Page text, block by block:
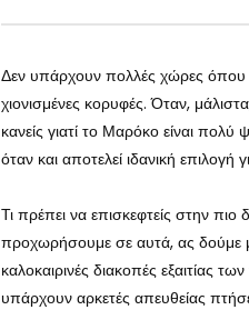
Δεν υπάρχουν πολλές χώρες όπου
χιονισμένες κορυφές. Όταν,
κανείς γιατί το Μαρόκο είναι
όταν και αποτελεί ιδανική επιλογή
Τι πρέπει να επισκεφτείς στην
προχωρήσουμε σε αυτά, ας δούμε
καλοκαιρινές διακοπές εξαιτίας
υπάρχουν αρκετές απευθείας